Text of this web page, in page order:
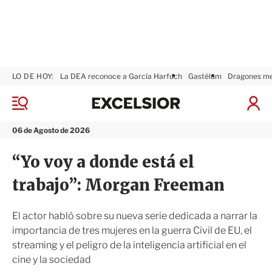
M
n
06 de Agosto de 2026
LO DE HOY: La DEA reconoce a García Harfuch Gastélum Dragones
I
s
i
x
i
r
“Yo voy a donde está el
trabajo”: Morgan Freeman
El actor habló sobre su nueva serie dedicada a narrar la
importancia de tres mujeres en la guerra Civil de EU, el
streaming y el peligro de la inteligencia artificial en el
cine y la sociedad